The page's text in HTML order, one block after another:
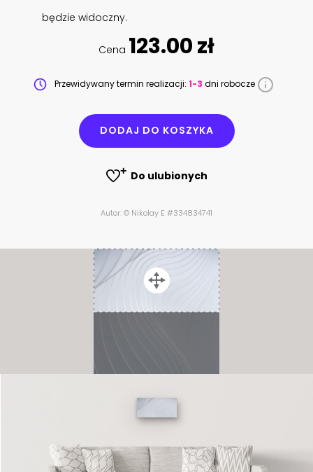
będzie widoczny.
Cena 123.00 zł
Przewidywany termin realizacji: 1-3 dni robocze
DODAJ DO KOSZYKA
Do ulubionych
Autor: © Nikolay E #334834741